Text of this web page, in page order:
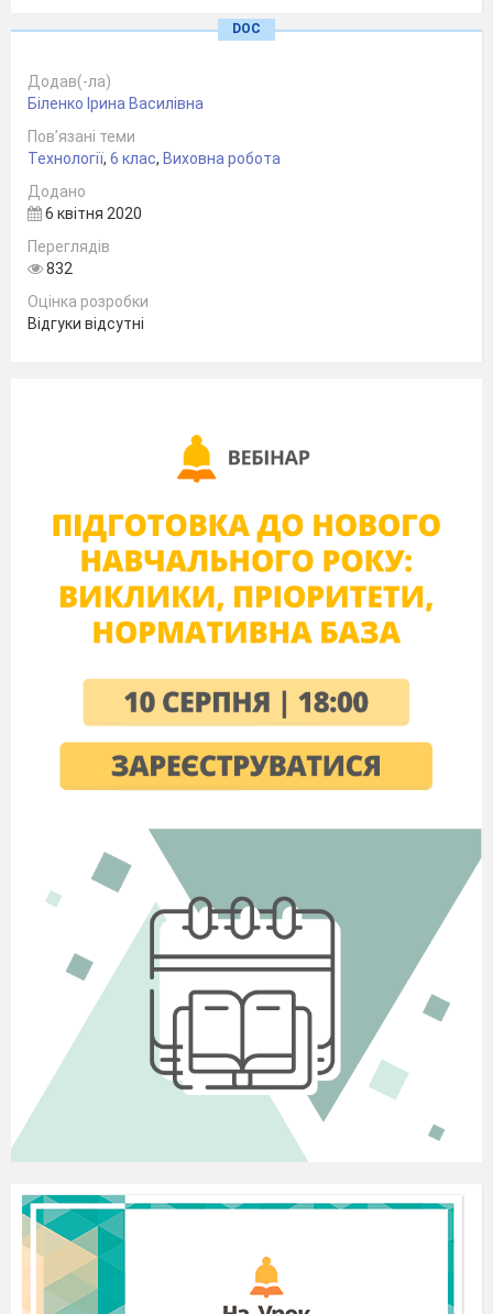
плести виріб з бісеру технікою паралельного
просто маки, а букет маків, який ми оформимо
ось у таку вазочку (
виробу і вазочки).(слайд 2)
ІІІ. Основна частина.
Керівник:
цю рослину?
(Учні розповідають або читають з карток
історичні відомості про мак.)
Дівчина 1. (слайд 3)
давніх-давен. Макове насіння знаходять
рослина в країнах Сходу, мабуть, завдяки
властивості навіювати сон. Наприклад, у
сну), використовуючи мак, усіх присипляє,
навіть самого Зевса заспокоює.
Дівчина 2.
(слайд 4)Ця квітка
прокидається о 5-й годині ранку, а о 15-й
закриває свої пелюсточки і готується до
Мак вимагає раннього посіву, бо
найраніший мак — найкращий, головатий,
нечервивий, його й мошка не посіче. В
Україні прийнято сіяти мак в середу на
цей день святкується релігійне свято
Середохрестя, або просто Хрестя.
Дівчина 3.
(слайд 5)За народним повір'ям
мак дає гарний урожай у сухе літо і за
неврожаю хліба. А збирають мак на свято
Маковія —14 серпня.
Навесні мак розсівають по городу, а
сухі квітки маку дівчата вплітають до
своїх кіс, щоб гарні коси росли.
А скільки гарних
загадок створено про цю рослину.
Загадки про мак:
Стоїть півень на току в червоному
ковпаку.
Стоїть пані в сарафані в червоному
DOC
Додав(-ла)
Біленко Ірина Василівна
Пов’язані теми
Технології, 6 клас, Виховна робота
Додано
6 квітня 2020
Переглядів
832
Оцінка розробки
Відгуки відсутні